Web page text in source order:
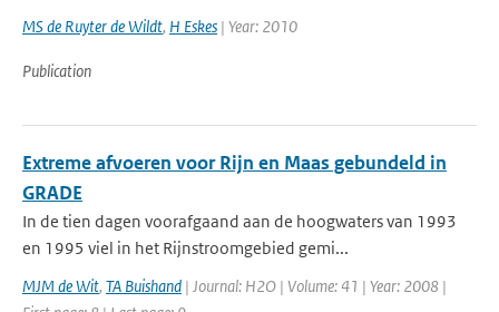
MS de Ruyter de Wildt, H Eskes | Year: 2010
Publication
Extreme afvoeren voor Rijn en Maas gebundeld in
GRADE
In de tien dagen voorafgaand aan de hoogwaters van 1993
en 1995 viel in het Rijnstroomgebied gemi...
MJM de Wit, TA Buishand | Journal: H2O | Volume: 41 | Year: 2008 |